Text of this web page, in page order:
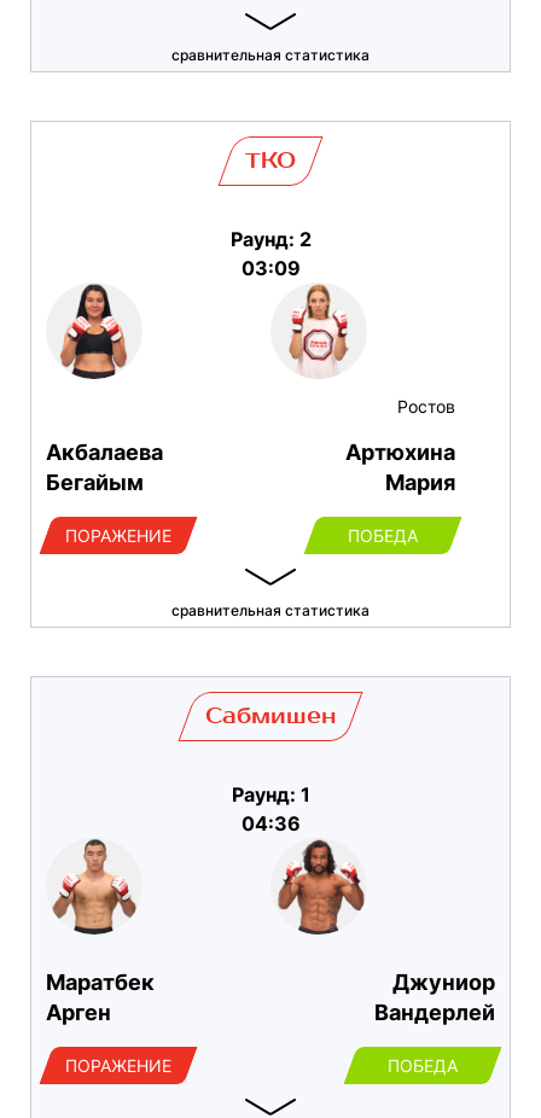
сравнительная статистика
Акбалаева
Бегайым
ПОРАЖЕНИЕ
TKO
Раунд: 2
03:09
Ростов
Артюхина
Мария
ПОБЕДА
сравнительная статистика
Маратбек
Арген
ПОРАЖЕНИЕ
Сабмишен
Раунд: 1
04:36
Джуниор
Вандерлей
ПОБЕДА